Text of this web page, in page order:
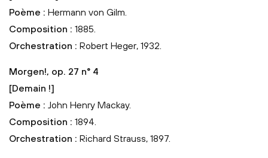
Poème : Hermann von Gilm.
Composition : 1885.
Orchestration : Robert Heger, 1932.
Morgen!, op. 27 n° 4
[Demain !]
Poème : John Henry Mackay.
Composition : 1894.
Orchestration : Richard Strauss, 1897.